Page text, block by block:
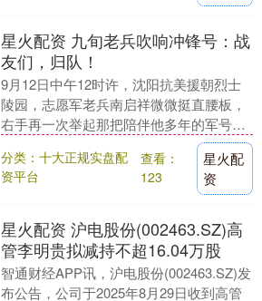
星火配资 九旬老兵吹响冲锋号：战
友们，归队！
9月12日中午12时许，沈阳抗美援朝烈士
陵园，志愿军老兵南启祥微微挺直腰板，
右手再一次举起那把陪伴他多年的军号。
随着运送第十二批中国人民志愿军烈士遗
骸的车辆缓....
分类：十大正规实盘配
资平台
查看：
123
星火配
资
星火配资 沪电股份(002463.SZ)高
管李明贵拟减持不超16.04万股
智通财经APP讯，沪电股份(002463.SZ)发
布公告，公司于2025年8月29日收到高管